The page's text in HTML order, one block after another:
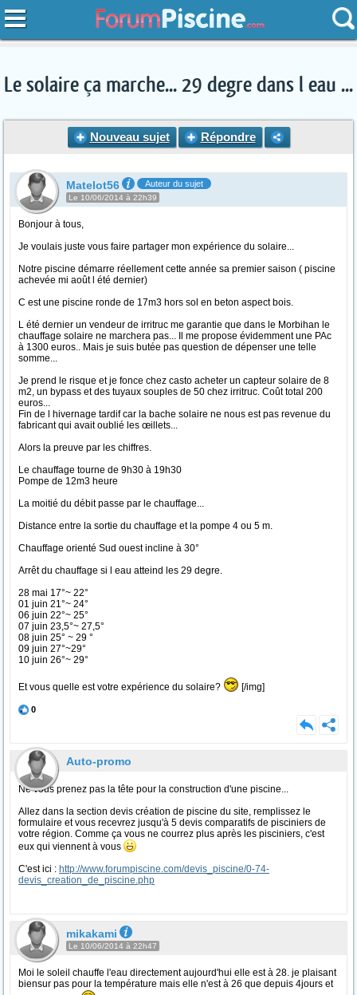
Le solaire ça marche... 29 degre dans l eau ...
Nouveau sujet Répondre
Matelot56 Auteur du sujet
Le 10/06/2014 à 22h39
Bonjour à tous,
Je voulais juste vous faire partager mon expérience du solaire...
Notre piscine démarre réellement cette année sa premier saison ( piscine
achevée mi août l été dernier)
C est une piscine ronde de 17m3 hors sol en beton aspect bois.
L été dernier un vendeur de irritruc me garantie que dans le Morbihan le
chauffage solaire ne marchera pas... Il me propose évidemment une PAc
à 1300 euros.. Mais je suis butée pas question de dépenser une telle
somme...
Je prend le risque et je fonce chez casto acheter un capteur solaire de 8
m2, un bypass et des tuyaux souples de 50 chez irritruc. Coût total 200
euros...
Fin de l hivernage tardif car la bache solaire ne nous est pas revenue du
fabricant qui avait oublié les œillets...
Alors la preuve par les chiffres.
Le chauffage tourne de 9h30 à 19h30
Pompe de 12m3 heure
La moitié du débit passe par le chauffage...
Distance entre la sortie du chauffage et la pompe 4 ou 5 m.
Chauffage orienté Sud ouest incline à 30°
Arrêt du chauffage si l eau atteind les 29 degre.
28 mai 17°~ 22°
01 juin 21°~ 24°
06 juin 22°~ 25°
07 juin 23,5°~ 27,5°
08 juin 25° ~ 29 °
09 juin 27°~29°
10 juin 26°~ 29°
Et vous quelle est votre expérience du solaire? [/img]
0
Auto-promo
Ne vous prenez pas la tête pour la construction d'une piscine...
Allez dans la section devis création de piscine du site, remplissez le
formulaire et vous recevrez jusqu'à 5 devis comparatifs de pisciniers de
votre région. Comme ça vous ne courrez plus après les pisciniers, c'est
eux qui viennent à vous
C'est ici : http://www.forumpiscine.com/devis_piscine/0-74-
devis_creation_de_piscine.php
mikakami
Le 10/06/2014 à 22h47
Moi le soleil chauffe l'eau directement aujourd'hui elle est à 28. je plaisant
biensur pas pour la température mais elle n'est à 26 que depuis 4jours et